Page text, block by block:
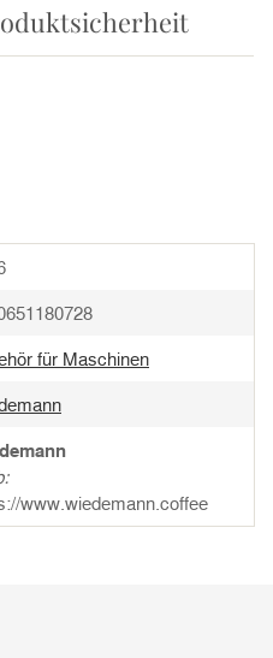
für Maschinen
www.wiedemann.coffee